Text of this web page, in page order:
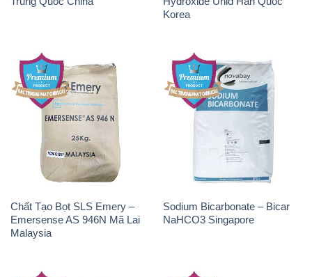
Chất Tạo Bọt SLS Emery –
Emersense AS 946N Mã Lai
Malaysia
Sodium Bicarbonate – Bicar
NaHCO3 Singapore